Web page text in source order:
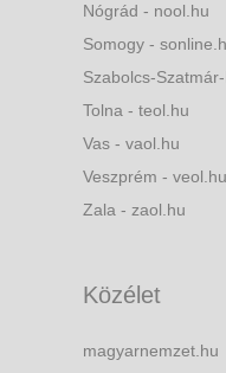
Nógrád - nool.hu
Somogy -
Szabolcs-
Tolna - teol.hu
Vas - vaol.hu
Veszprém - veol.hu
Zala - zaol.hu
Közélet
magyarnemzet.hu